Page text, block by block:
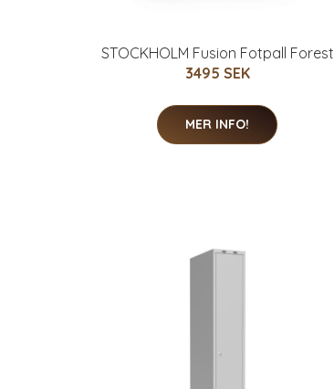
STOCKHOLM Fusion Fotpall Forest
3495 SEK
MER INFO!